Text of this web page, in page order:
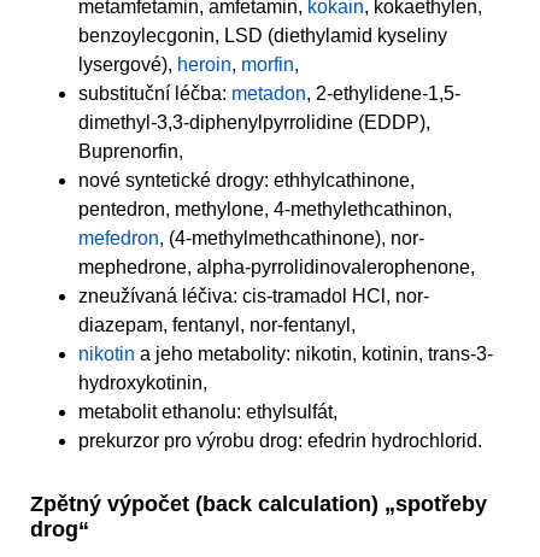
metamfetamin, amfetamin, kokain, kokaethylen,
benzoylecgonin, LSD (diethylamid kyseliny
lysergové), heroin, morfin,
substituční léčba: metadon, 2-ethylidene-1,5-
dimethyl-3,3-diphenylpyrrolidine (EDDP),
Buprenorfin,
nové syntetické drogy: ethhylcathinone,
pentedron, methylone, 4-methylethcathinon,
mefedron, (4-methylmethcathinone), nor-
mephedrone, alpha-pyrrolidinovalerophenone,
zneužívaná léčiva: cis-tramadol HCl, nor-
diazepam, fentanyl, nor-fentanyl,
nikotin a jeho metabolity: nikotin, kotinin, trans-3-
hydroxykotinin,
metabolit ethanolu: ethylsulfát,
prekurzor pro výrobu drog: efedrin hydrochlorid.
Zpětný výpočet (back calculation) „spotřeby
drog“